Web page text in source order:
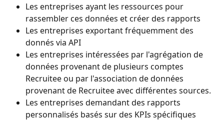
Les entreprises ayant les ressources pour
rassembler ces données et créer des rapports
Les entreprises exportant fréquemment des
donnés via API
Les entreprises intéressées par l'agrégation de
données provenant de plusieurs comptes
Recruitee ou par l'association de données
provenant de Recruitee avec différentes sources.
Les entreprises demandant des rapports
personnalisés basés sur des KPIs spécifiques